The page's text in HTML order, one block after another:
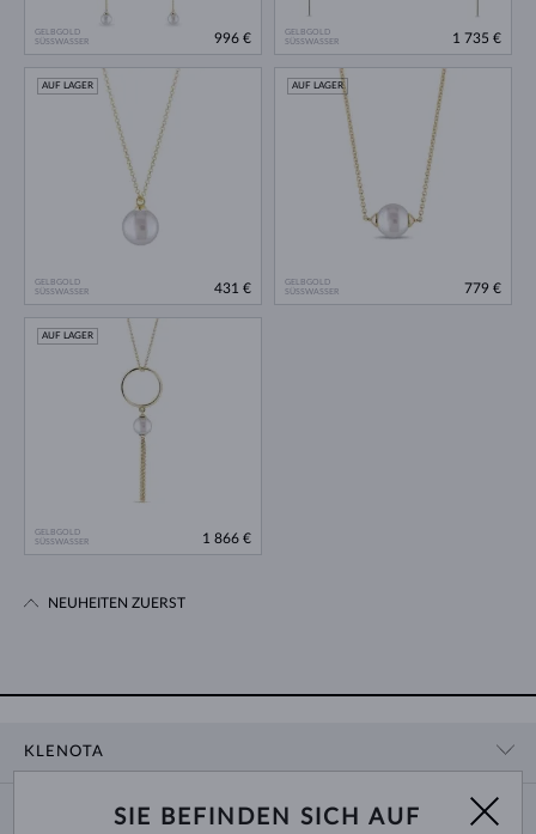
GELBGOLD
SÜSSWASSER
996 €
GELBGOLD
SÜSSWASSER
1 735 €
GELBGOLD
SÜSSWASSER
AUF LAGER
431 €
GELBGOLD
SÜSSWASSER
AUF LAGER
779 €
GELBGOLD
SÜSSWASSER
AUF LAGER
1 866 €
NEUHEITEN ZUERST
KLENOTA
SHOWROOMSIE BEFINDEN SICH AUF